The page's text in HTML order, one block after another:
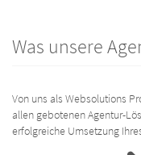
Was unsere
Von uns als Websolutions
allen gebotenen Agentur-
erfolgreiche Umsetzung